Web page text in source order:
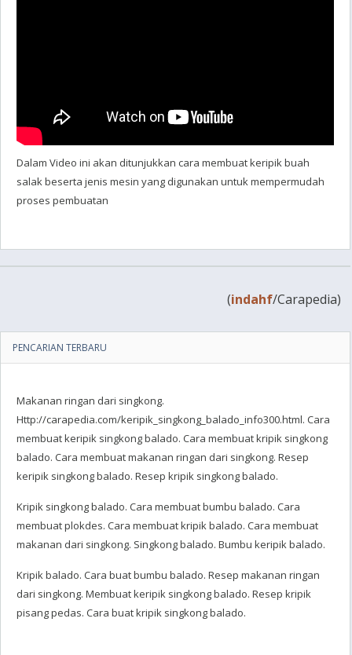
Dalam Video ini akan ditunjukkan cara membuat keripik buah
salak beserta jenis mesin yang digunakan untuk mempermudah
proses pembuatan
(indahf/Carapedia)
PENCARIAN TERBARU
Makanan ringan dari singkong.
Http://carapedia.com/keripik_singkong_balado_info300.html. Cara
membuat keripik singkong balado. Cara membuat kripik singkong
balado. Cara membuat makanan ringan dari singkong. Resep
keripik singkong balado. Resep kripik singkong balado.
Kripik singkong balado. Cara membuat bumbu balado. Cara
membuat plokdes. Cara membuat kripik balado. Cara membuat
makanan dari singkong. Singkong balado. Bumbu keripik balado.
Kripik balado. Cara buat bumbu balado. Resep makanan ringan
dari singkong. Membuat keripik singkong balado. Resep kripik
pisang pedas. Cara buat kripik singkong balado.